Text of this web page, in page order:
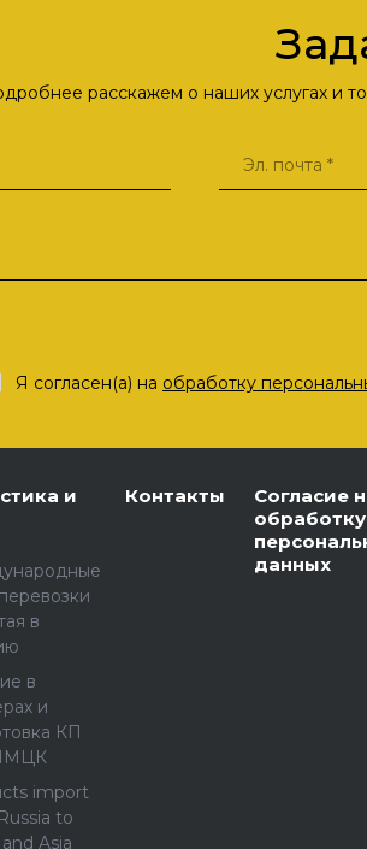
расскажем о наших услугах и
Я согласен(а) на обработку
и
в
в
и
КП
import
to
Asia
Контакты
Согласие
обработку
данных